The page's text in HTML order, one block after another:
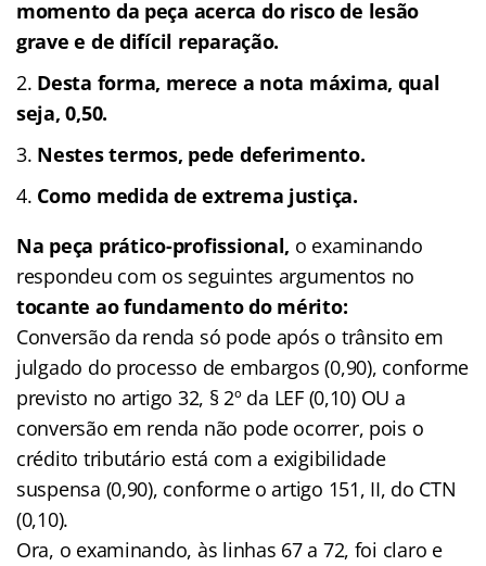
momento da peça acerca do risco de lesão
grave e de difícil reparação.
Desta forma, merece a nota máxima, qual
seja, 0,50.
Nestes termos, pede deferimento.
Como medida de extrema justiça.
Na peça prático-profissional, o examinando
respondeu com os seguintes argumentos no
tocante ao fundamento do mérito:
Conversão da renda só pode após o trânsito em
julgado do processo de embargos (0,90), conforme
previsto no artigo 32, § 2º da LEF (0,10) OU a
conversão em renda não pode ocorrer, pois o
crédito tributário está com a exigibilidade
suspensa (0,90), conforme o artigo 151, II, do CTN
(0,10).
Ora, o examinando, às linhas 67 a 72, foi claro e